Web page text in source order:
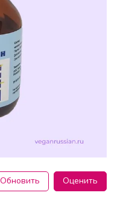
Обновить Оценить